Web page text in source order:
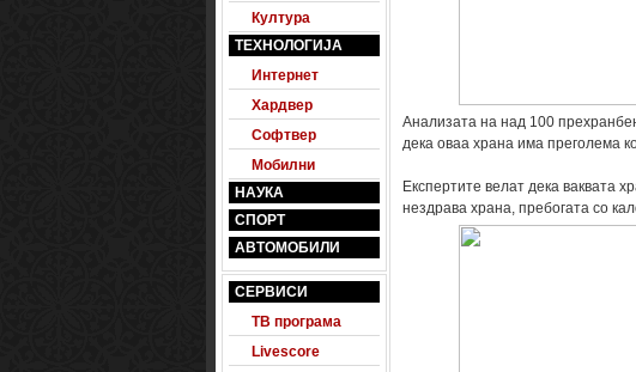
Култура
ТЕХНОЛОГИЈА
Интернет
Хардвер
Софтвер
Мобилни
НАУКА
СПОРТ
АВТОМОБИЛИ
СЕРВИСИ
ТВ програма
Livescore
Анализата на над 100
дека оваа храна има преголема
Експертите велат дека ваквата
нездрава храна, пребогата со